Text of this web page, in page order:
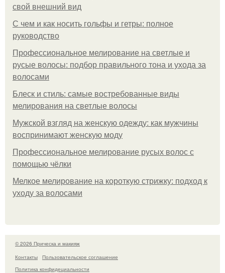
свой внешний вид
С чем и как носить гольфы и гетры: полное
руководство
Профессиональное мелирование на светлые и
русые волосы: подбор правильного тона и ухода за
волосами
Блеск и стиль: самые востребованные виды
мелирования на светлые волосы
Мужской взгляд на женскую одежду: как мужчины
воспринимают женскую моду
Профессиональное мелирование русых волос с
помощью чёлки
Мелкое мелирование на короткую стрижку: подход к
уходу за волосами
© 2026 Прическа и макияж
Контакты
Пользовательское соглашение
Политика конфидециальности